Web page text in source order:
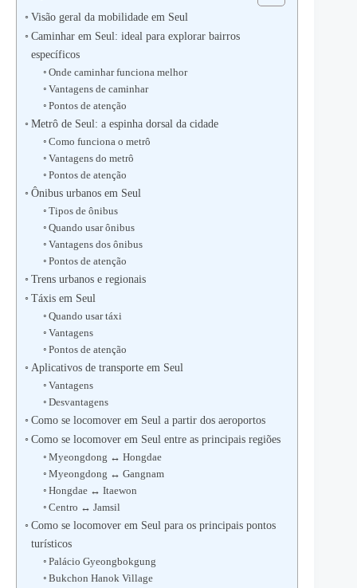
Visão geral da mobilidade em Seul
Caminhar em Seul: ideal para explorar bairros
específicos
Onde caminhar funciona melhor
Vantagens de caminhar
Pontos de atenção
Metrô de Seul: a espinha dorsal da cidade
Como funciona o metrô
Vantagens do metrô
Pontos de atenção
Ônibus urbanos em Seul
Tipos de ônibus
Quando usar ônibus
Vantagens dos ônibus
Pontos de atenção
Trens urbanos e regionais
Táxis em Seul
Quando usar táxi
Vantagens
Pontos de atenção
Aplicativos de transporte em Seul
Vantagens
Desvantagens
Como se locomover em Seul a partir dos aeroportos
Como se locomover em Seul entre as principais regiões
Myeongdong ↔ Hongdae
Myeongdong ↔ Gangnam
Hongdae ↔ Itaewon
Centro ↔ Jamsil
Como se locomover em Seul para os principais pontos
turísticos
Palácio Gyeongbokgung
Bukchon Hanok Village